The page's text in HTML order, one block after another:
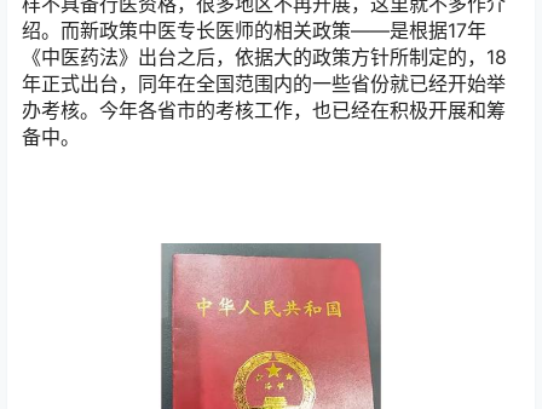
绍。而新政策中医专长医师的相关政策——是根据17年
《中医药法》出台之后，依据大的政策方针所制定的，18
年正式出台，同年在全国范围内的一些省份就已经开始举
办考核。今年各省市的考核工作，也已经在积极开展和筹
备中。